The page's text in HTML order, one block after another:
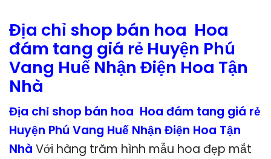
Địa chỉ shop bán hoa Hoa
đám tang giá rẻ Huyện Phú
Vang Huế Nhận Điện Hoa Tận
Nhà
Địa chỉ shop bán hoa Hoa đám tang giá rẻ
Huyện Phú Vang Huế Nhận Điện Hoa Tận
Nhà Với hàng trăm hình mẫu hoa đẹp mắt